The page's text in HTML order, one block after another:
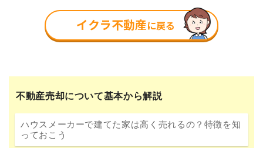
不動産売却について基本から解説
ハウスメーカーで建てた家は高く売れるの？特徴を知
っておこう